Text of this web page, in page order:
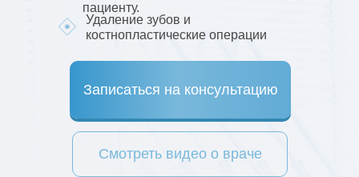
пациенту.
Удаление зубов и
костнопластические операции
Записаться на консультацию
Смотреть видео о враче